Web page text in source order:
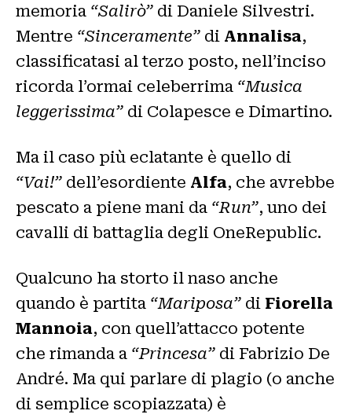
memoria “Salirò” di Daniele Silvestri.
Mentre “Sinceramente” di Annalisa,
classificatasi al terzo posto, nell’inciso
ricorda l’ormai celeberrima “Musica
leggerissima” di Colapesce e Dimartino.
Ma il caso più eclatante è quello di
“Vai!” dell’esordiente Alfa, che avrebbe
pescato a piene mani da “Run”, uno dei
cavalli di battaglia degli OneRepublic.
Qualcuno ha storto il naso anche
quando è partita “Mariposa” di Fiorella
Mannoia, con quell’attacco potente
che rimanda a “Princesa” di Fabrizio De
André. Ma qui parlare di plagio (o anche
di semplice scopiazzata) è